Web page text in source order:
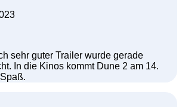
sehr guter Trailer wurde gerade
In die Kinos kommt Dune 2 am 14.